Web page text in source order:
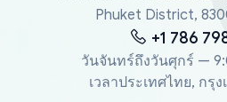
Phuket District,
+1 786
วันจันทร์ถึงวันศุกร์ —
เวลาประเทศไทย, กรุ